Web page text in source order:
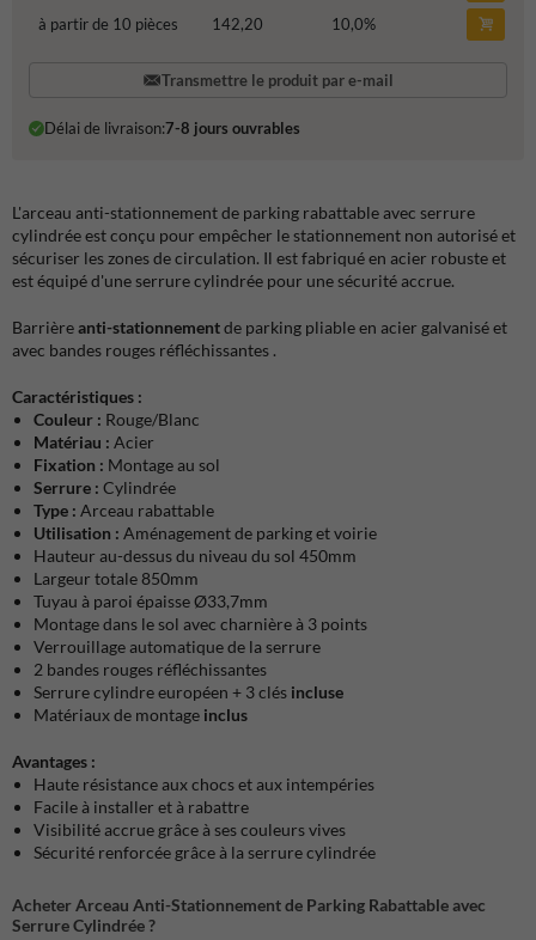
à partir de 10 pièces
142,20 10,0%
Transmettre le produit par e-mail
Délai de livraison:7-8 jours ouvrables
L'arceau anti-stationnement de parking rabattable avec serrure
cylindrée est conçu pour empêcher le stationnement non autorisé et
sécuriser les zones de circulation. Il est fabriqué en acier robuste et
est équipé d'une serrure cylindrée pour une sécurité accrue.
Barrièreanti-stationnementde parking pliable en acier galvanisé et
avec bandes rouges réfléchissantes .
Caractéristiques :
Couleur : Rouge/Blanc
Matériau : Acier
Fixation : Montage au sol
Serrure : Cylindrée
Type : Arceau rabattable
Utilisation : Aménagement de parking et voirie
Hauteur au-dessus du niveau du sol 450mm
Largeur totale 850mm
Tuyau à paroi épaisse Ø33,7mm
Montage dans le sol avec charnière à 3 points
Verrouillage automatique de la serrure
2 bandes rouges réfléchissantes
Serrure cylindre européen + 3 clés incluse
Matériaux de montage inclus
Avantages :
Haute résistance aux chocs et aux intempéries
Facile à installer et à rabattre
Visibilité accrue grâce à ses couleurs vives
Sécurité renforcée grâce à la serrure cylindrée
Acheter Arceau Anti-Stationnement de Parking Rabattable avec
Serrure Cylindrée ?